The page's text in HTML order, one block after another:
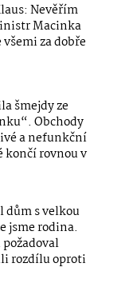
Nevěřím
Macinka
všemi za dobře
šmejdy ze
Obchody
a nefunkční
končí rovnou v
dům s velkou
jsme rodina.
rozdílu oproti